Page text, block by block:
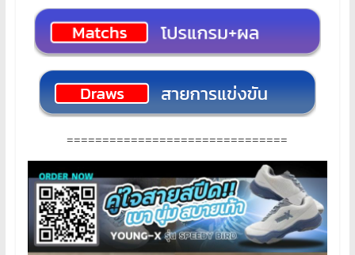
===============================